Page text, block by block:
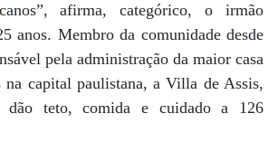
afirma, categórico, o irmão
anos. Membro da comunidade desde
pela administração da maior casa
na capital paulistana, a Villa de Assis,
dão teto, comida e cuidado a 126